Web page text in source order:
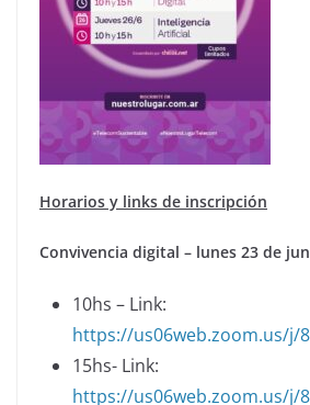
Horarios y links de inscripción
Convivencia digital – lunes 23 de
10hs – Link:
https://us06web.zoom.us/j/
15hs- Link:
https://us06web.zoom.us/j/